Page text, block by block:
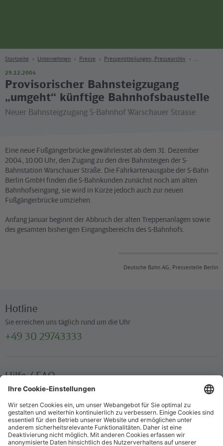
Startseite Unternehmen Presse Pressemitteilungen, Pressearchiv
29.12.2004
Provisorischer Bahnsteigzugang
„umgeht“ künftige Bahnhofsbaustelle
Neuer Bahnsteigzugang S-Bahnhof Warschauer Strasse
Eine neue Fußgängerbrücke gewährleistet ab dem 31. Dezember
2004, 10.00 Uhr, den Zugang zu den drei Bahnsteigen der S-
Bahnstation Warschauer Straße. Die Fahrkartenausgabe der S-Bahn
Berlin GmbH finden die S-Bahnkunden zunächst noch am alten
Bahnhofseingang, sie wird in Kürze jedoch auch zur neuen
Fußgängerbrücke umziehen.
Anfang Januar beginnt der Abbruch der alten Treppenanlagen sowie
des gesamten bisherigen Eingangsbereichs des S-Bahnhofs.
Deutsche Bahn AG, Pressestelle Berlin
Hotline
Sie erreichen uns täglich rund um die Uhr
+49 30 29743333
Hilfe / FAQ
Die wichtigsten Antworten und Hilfestellungen für unterwegs
Verkaufsstellen